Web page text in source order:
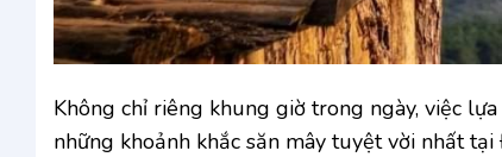
Không chỉ riêng khung giờ trong ngày, việc
những khoảnh khắc săn mây tuyệt vời nhất tại